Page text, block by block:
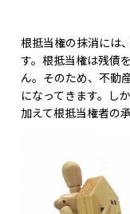
根抵当権の抹消には
す。根抵当権は残債
ん。そのため、不動
になってきます。し
加えて根抵当権者の